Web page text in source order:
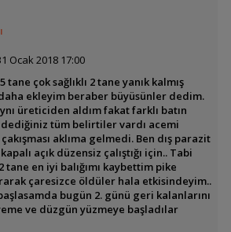
Ocak 2018 17:00
tane çok sağlıklı 2 tane yanık kalmış
daha ekleyim beraber büyüsünler dedim.
üreticiden aldım fakat farklı batın
tüm belirtiler vardı acemi
aklıma gelmedi. Ben dış parazit
açık düzensiz çalıştığı için.. Tabi
en iyi balığımı kaybettim pike
çaresizce öldüler hala etkisindeyim..
bugün 2. günü geri kalanlarını
ve düzgün yüzmeye başladılar